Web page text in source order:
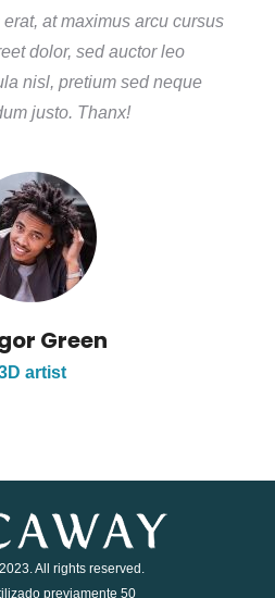
at maximus arcu cursus
dolor, sed auctor leo
nisl, pretium sed neque
justo. Thanx!
Green
artist
All rights reserved.
previamente 50